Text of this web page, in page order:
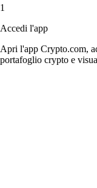
1
Accedi l'app
Apri l'app Crypto.com,
portafoglio crypto e